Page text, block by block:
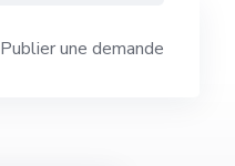
Publier une demande